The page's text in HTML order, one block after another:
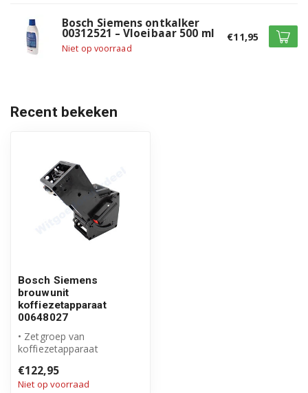
Bosch Siemens ontkalker
00312521 – Vloeibaar 500 ml
Niet op voorraad
€11,95
Recent bekeken
Bosch Siemens
brouwunit
koffiezetapparaat
00648027
• Zetgroep van
koffiezetapparaat
• Origineel Bosch Siemens
product
€122,95
Niet op voorraad